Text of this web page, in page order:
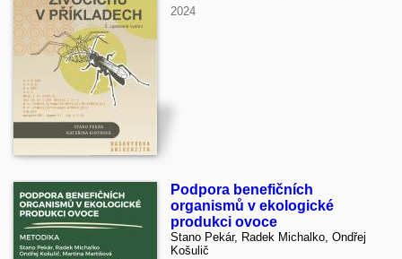
2024
Podpora benefičních
organismů v ekologické
produkci ovoce
Stano Pekár, Radek Michalko, Ondřej
Košulič